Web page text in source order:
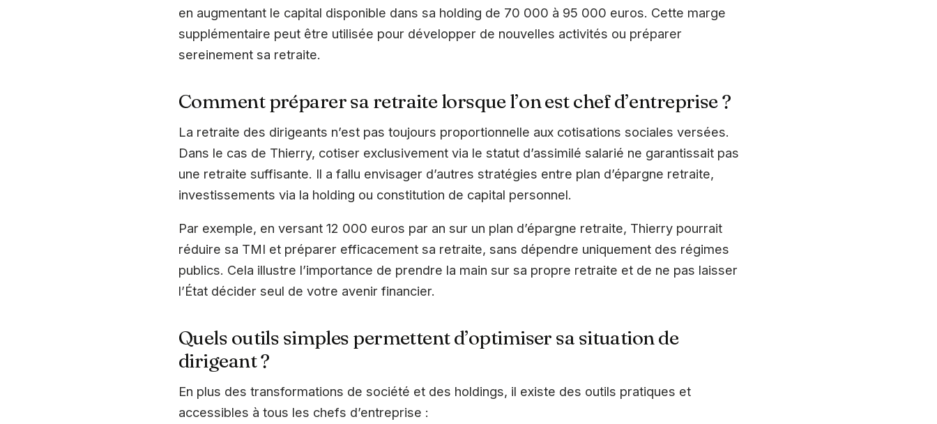
en augmentant le capital disponible dans sa holding de 70 000 à 95 000 euros. Cette marge
supplémentaire peut être utilisée pour développer de nouvelles activités ou préparer
sereinement sa retraite.
Comment préparer sa retraite lorsque l’on est chef d’entreprise ?
La retraite des dirigeants n’est pas toujours proportionnelle aux cotisations sociales versées.
Dans le cas de Thierry, cotiser exclusivement via le statut d’assimilé salarié ne garantissait pas
une retraite suffisante. Il a fallu envisager d’autres stratégies entre plan d’épargne retraite,
investissements via la holding ou constitution de capital personnel.
Par exemple, en versant 12 000 euros par an sur un plan d’épargne retraite, Thierry pourrait
réduire sa TMI et préparer efficacement sa retraite, sans dépendre uniquement des régimes
publics. Cela illustre l’importance de prendre la main sur sa propre retraite et de ne pas laisser
l’État décider seul de votre avenir financier.
Quels outils simples permettent d’optimiser sa situation de
dirigeant ?
En plus des transformations de société et des holdings, il existe des outils pratiques et
accessibles à tous les chefs d’entreprise :